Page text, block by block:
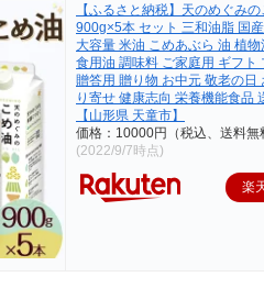
【ふるさと納税】天のめぐみ
900g×5本 セット 三和油脂 国
大容量 米油 こめあぶら 油 植
食用油 調味料 ご家庭用 ギフト
贈答用 贈り物 お中元 敬老の日
り寄せ 健康志向 栄養機能食品
【山形県 天童市】
価格：10000円（税込、送料無
(2022/9/7時点)
楽